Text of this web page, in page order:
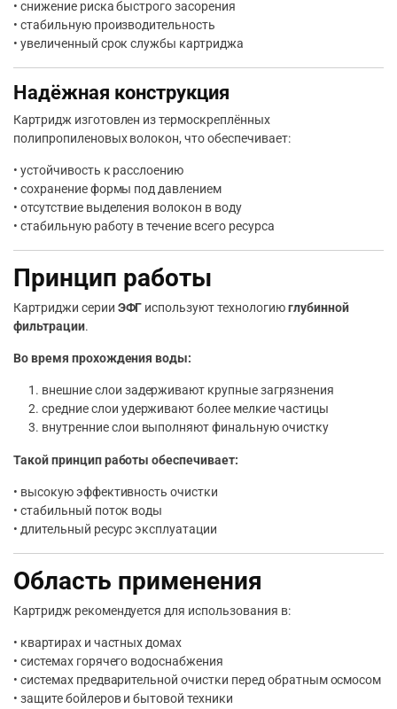
• снижение риска быстрого засорения
• стабильную производительность
• увеличенный срок службы картриджа
Надёжная конструкция
Картридж изготовлен из термоскреплённых
полипропиленовых волокон, что обеспечивает:
• устойчивость к расслоению
• сохранение формы под давлением
• отсутствие выделения волокон в воду
• стабильную работу в течение всего ресурса
Принцип работы
Картриджи серии ЭФГ используют технологиюглубинной
фильтрации.
Во время прохождения воды:
внешние слои задерживают крупные загрязнения
средние слои удерживают более мелкие частицы
внутренние слои выполняют финальную очистку
Такой принцип работы обеспечивает:
• высокую эффективность очистки
• стабильный поток воды
• длительный ресурс эксплуатации
Область применения
Картридж рекомендуется для использования в:
• квартирах и частных домах
• системах горячего водоснабжения
• системах предварительной очистки перед обратным осмосом
• защите бойлеров и бытовой техники